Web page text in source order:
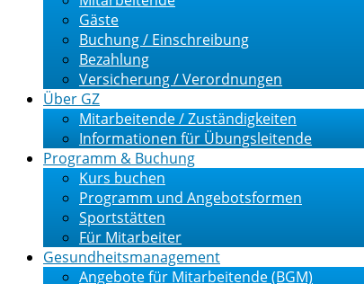
Gäste
Buchung / Einschreibung
Bezahlung
Versicherung / Verordnungen
Über GZ
Mitarbeitende / Zuständigkeiten
Informationen für Übungsleitende
Programm & Buchung
Kurs buchen
Programm und Angebotsformen
Sportstätten
Für Mitarbeiter
Gesundheitsmanagement
Angebote für Mitarbeitende (BGM)